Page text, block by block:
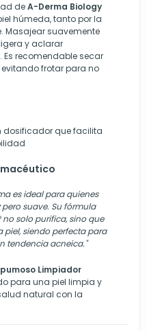
deA-Derma Biology
húmeda, tanto por la
Masajear suavemente
y aclarar
recomendable secar
frotar para no
dosificador que facilita
es ideal para quienes
suave. Su fórmula
solo purifica, sino que
siendo perfecta para
tendencia acneica."
Limpiador
para una piel limpia y
natural con la